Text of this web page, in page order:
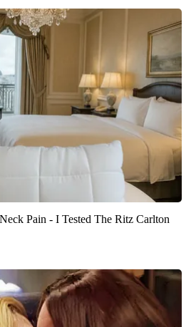
Pain - I Tested The Ritz Carlton